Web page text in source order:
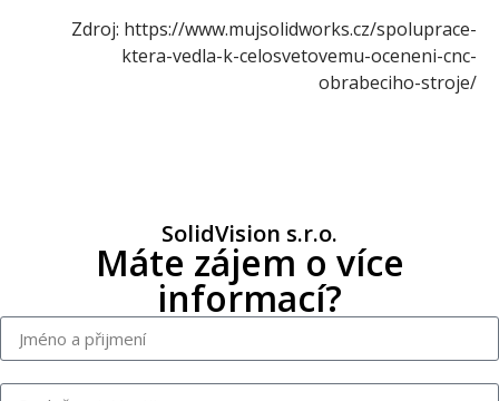
Zdroj: https://www.mujsolidworks.cz/spoluprace-
ktera-vedla-k-celosvetovemu-oceneni-cnc-
obrabeciho-stroje/
SolidVision s.r.o.
Máte zájem o více
informací?